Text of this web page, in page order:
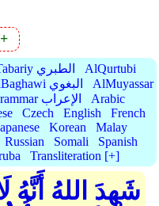
AtTabariy الطبري
AlQurtubi
AlBaghawi البغوي
AlMuyassar
Grammar الإعراب
Arabic
Czech English
French
Korean
Malay
Russian Somali
Spanish
Transliteration [+]
شَهِدَ اللهُ أَنَّهُ